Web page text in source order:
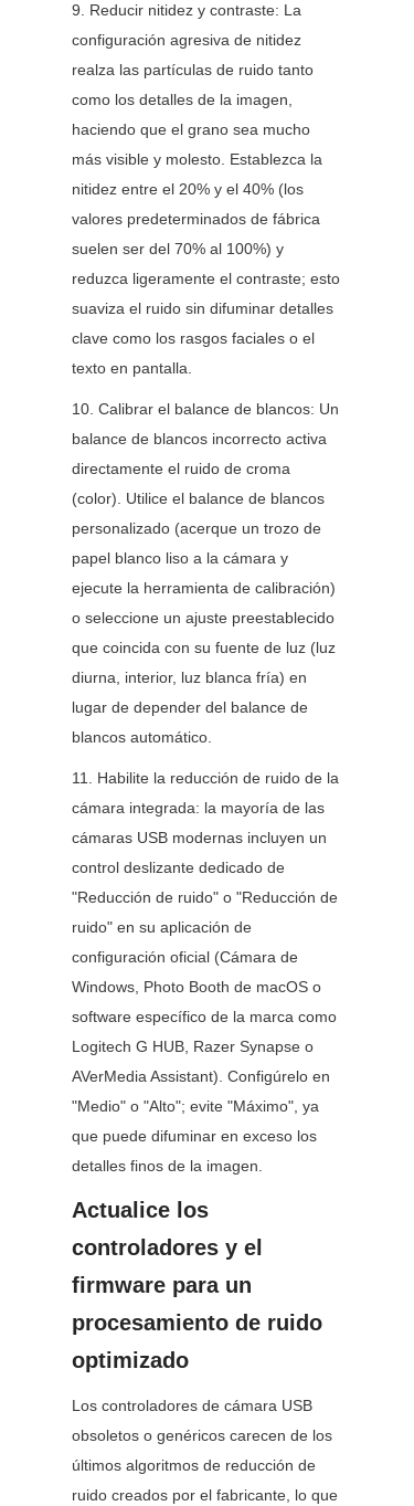
9. Reducir nitidez y contraste: La
configuración agresiva de nitidez
realza las partículas de ruido tanto
como los detalles de la imagen,
haciendo que el grano sea mucho
más visible y molesto. Establezca la
nitidez entre el 20% y el 40% (los
valores predeterminados de fábrica
suelen ser del 70% al 100%) y
reduzca ligeramente el contraste; esto
suaviza el ruido sin difuminar detalles
clave como los rasgos faciales o el
texto en pantalla.
10. Calibrar el balance de blancos: Un
balance de blancos incorrecto activa
directamente el ruido de croma
(color). Utilice el balance de blancos
personalizado (acerque un trozo de
papel blanco liso a la cámara y
ejecute la herramienta de calibración)
o seleccione un ajuste preestablecido
que coincida con su fuente de luz (luz
diurna, interior, luz blanca fría) en
lugar de depender del balance de
blancos automático.
11. Habilite la reducción de ruido de la
cámara integrada: la mayoría de las
cámaras USB modernas incluyen un
control deslizante dedicado de
"Reducción de ruido" o "Reducción de
ruido" en su aplicación de
configuración oficial (Cámara de
Windows, Photo Booth de macOS o
software específico de la marca como
Logitech G HUB, Razer Synapse o
AVerMedia Assistant). Configúrelo en
"Medio" o "Alto"; evite "Máximo", ya
que puede difuminar en exceso los
detalles finos de la imagen.
Actualice los
controladores y el
firmware para un
procesamiento de ruido
optimizado
Los controladores de cámara USB
obsoletos o genéricos carecen de los
últimos algoritmos de reducción de
ruido creados por el fabricante, lo que